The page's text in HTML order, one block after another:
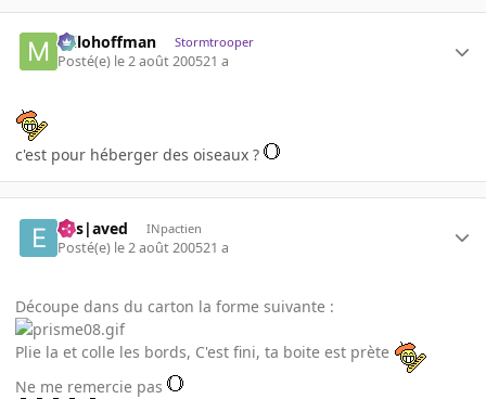
milohoffman Stormtrooper
Posté(e) le 2 août 200521 a
c'est pour héberger des oiseaux ?
Ens|aved INpactien
Posté(e) le 2 août 200521 a
Découpe dans du carton la forme suivante :
Plie la et colle les bords, C'est fini, ta boite est prète
Ne me remercie pas